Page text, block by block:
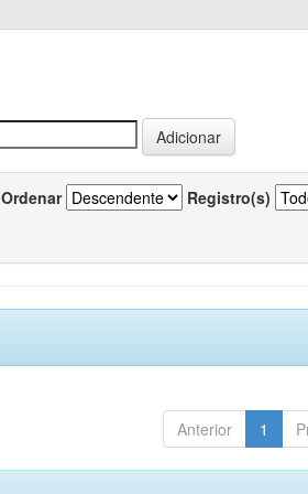
Ordenar Registro(s)
Anterior 1